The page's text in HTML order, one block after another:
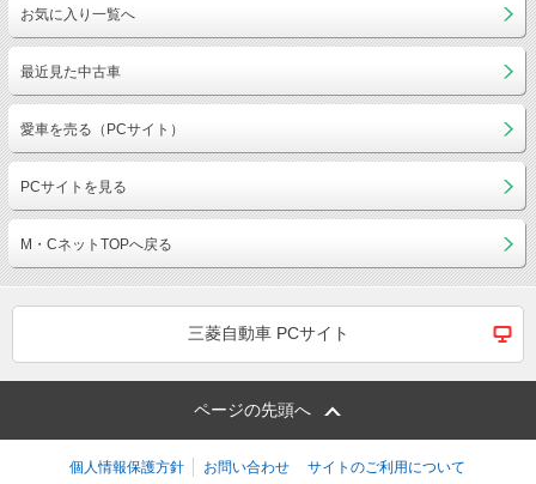
お気に入り一覧へ
最近見た中古車
愛車を売る（PCサイト）
PCサイトを見る
M・CネットTOPへ戻る
三菱自動車 PCサイト
ページの先頭へ
個人情報保護方針 お問い合わせ サイトのご利用について